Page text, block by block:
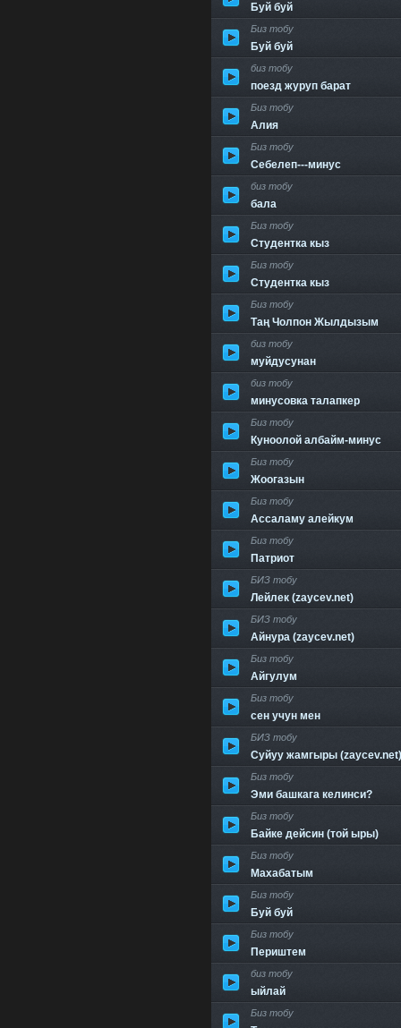
Буй буй
Биз тобу
Буй буй
биз тобу
поезд журуп барат
Биз тобу
Алия
Биз тобу
Себелеп---минус
биз тобу
бала
Биз тобу
Студентка кыз
Биз тобу
Студентка кыз
Биз тобу
Таң Чолпон Жылдызым
биз тобу
муйдусунан
биз тобу
минусовка талапкер
Биз тобу
Куноолой албайм-минус
Биз тобу
Жоогазын
Биз тобу
Ассаламу алейкум
Биз тобу
Патриот
БИЗ тобу
Лейлек (zaycev.net)
БИЗ тобу
Айнура (zaycev.net)
Биз тобу
Айгулум
Биз тобу
сен учун мен
БИЗ тобу
Суйуу жамгыры (zaycev.net)
Биз тобу
Эми башкага келинси?
Биз тобу
Байке дейсин (той ыры)
Биз тобу
Махабатым
Биз тобу
Буй буй
Биз тобу
Периштем
биз тобу
ыйлай
Биз тобу